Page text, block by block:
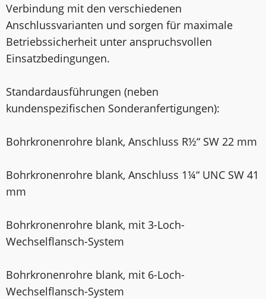
Verbindung mit den verschiedenen
Anschlussvarianten und sorgen für maximale
Betriebssicherheit unter anspruchsvollen
Einsatzbedingungen.
Standardausführungen (neben
kundenspezifischen Sonderanfertigungen):
Bohrkronenrohre blank, Anschluss R½“ SW 22 mm
Bohrkronenrohre blank, Anschluss 1¼“ UNC SW 41
mm
Bohrkronenrohre blank, mit 3-Loch-
Wechselflansch-System
Bohrkronenrohre blank, mit 6-Loch-
Wechselflansch-System